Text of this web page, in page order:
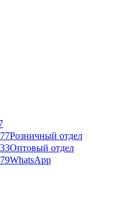
Розничный отдел
Оптовый отдел
WhatsApp